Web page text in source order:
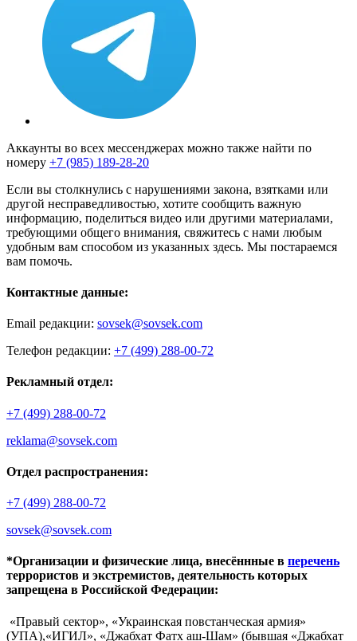
Аккаунты во всех мессенджерах можно также найти по
номеру +7 (985) 189-28-20
Если вы столкнулись с нарушениями закона, взятками или
другой несправедливостью, хотите сообщить важную
информацию, поделиться видео или другими материалами,
требующими общего внимания, свяжитесь с нами любым
удобным вам способом из указанных здесь. Мы постараемся
вам помочь.
Контактные данные:
Email редакции: sovsek@sovsek.com
Телефон редакции: +7 (499) 288-00-72
Рекламный отдел:
+7 (499) 288-00-72
reklama@sovsek.com
Отдел распространения:
+7 (499) 288-00-72
sovsek@sovsek.com
*Организации и физические лица, внесённные в перечень
террористов и экстремистов, деятельность которых
запрещена в Российской Федерации:
«Правый сектор», «Украинская повстанческая армия»
(УПА),«ИГИЛ», «Джабхат Фатх аш-Шам» (бывшая «Джабхат